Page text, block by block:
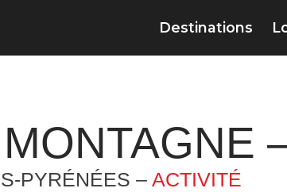
Destinations
PYRÉNÉES – ACTIVITÉ